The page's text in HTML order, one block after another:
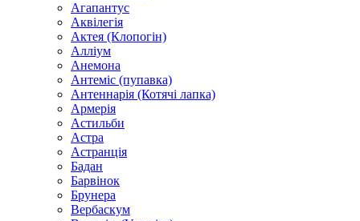
Агапантус
Аквілегія
Актея (Клопогін)
Алліум
Анемона
Антеміс (пупавка)
Антеннарія (Котячі лапка)
Армерія
Астильби
Астра
Астранція
Бадан
Барвінок
Брунера
Вербаскум